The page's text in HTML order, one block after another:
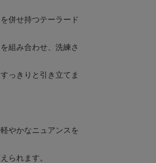
併せ持つテーラード
組み合わせ、洗練さ
っきりと引き立てま
やかなニュアンスを
られます。